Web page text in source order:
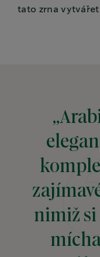
tato zrna
nimiž si